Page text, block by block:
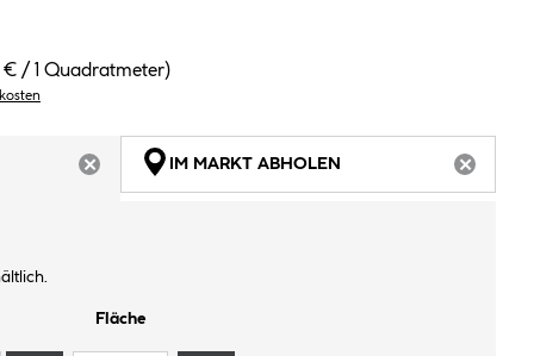
€ / 1 Quadratmeter)
ARTIKEL NICHT VERFÜGBAR
IM MARKT ABHOLEN
Fläche